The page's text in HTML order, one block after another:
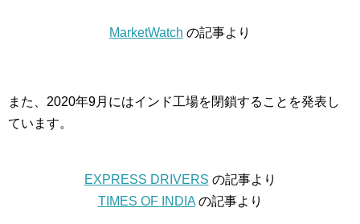
MarketWatch の記事より
また、2020年9月にはインド工場を閉鎖することを発表し
ています。
EXPRESS DRIVERS の記事より
TIMES OF INDIAの記事より